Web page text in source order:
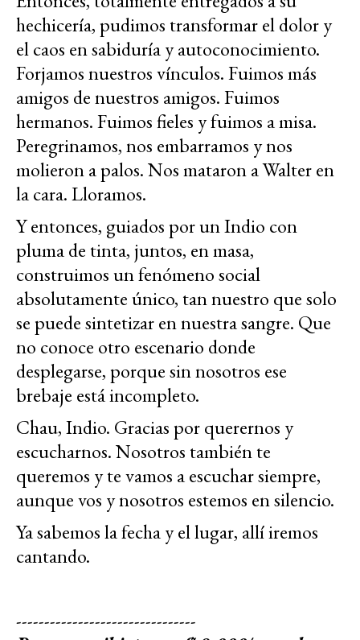
hechicería, pudimos transformar el dolor y
el caos en sabiduría y autoconocimiento.
Forjamos nuestros vínculos. Fuimos más
amigos de nuestros amigos. Fuimos
hermanos. Fuimos fieles y fuimos a misa.
Peregrinamos, nos embarramos y nos
molieron a palos. Nos mataron a Walter en
la cara. Lloramos.
Y entonces, guiados por un Indio con
pluma de tinta, juntos, en masa,
construimos un fenómeno social
absolutamente único, tan nuestro que solo
se puede sintetizar en nuestra sangre. Que
no conoce otro escenario donde
desplegarse, porque sin nosotros ese
brebaje está incompleto.
Chau, Indio. Gracias por querernos y
escucharnos. Nosotros también te
queremos y te vamos a escuchar siempre,
aunque vos y nosotros estemos en silencio.
Ya sabemos la fecha y el lugar, allí iremos
cantando.
--------------------------------